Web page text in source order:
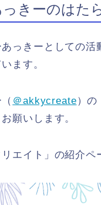
きーのはた
っきーとしての
ます。
＠akkycreate）の
願いします。
リエイト」の紹介ペ